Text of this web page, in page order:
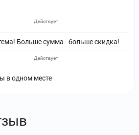
Больше сумма - больше скидка!
Действует
в одном месте
Действует